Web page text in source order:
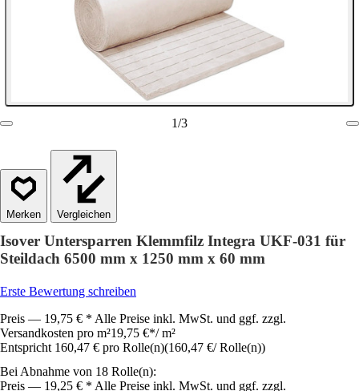
1/3
Vergleichen
Isover Untersparren Klemmfilz Integra UKF-031 für
Steildach 6500 mm x 1250 mm x 60 mm
Erste Bewertung schreiben
Preis — 19,75 € * Alle Preise inkl. MwSt. und ggf. zzgl.
Versandkosten pro m²19,75 €*/ m²
Entspricht 160,47 € pro Rolle(n)(160,47 €/ Rolle(n))
Bei Abnahme von 18 Rolle(n):
Preis — 19,25 € * Alle Preise inkl. MwSt. und ggf. zzgl.